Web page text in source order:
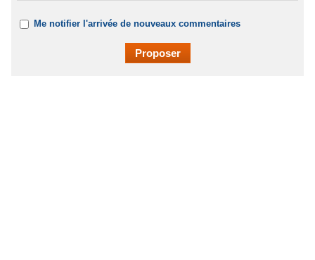
Me notifier l'arrivée de nouveaux commentaires